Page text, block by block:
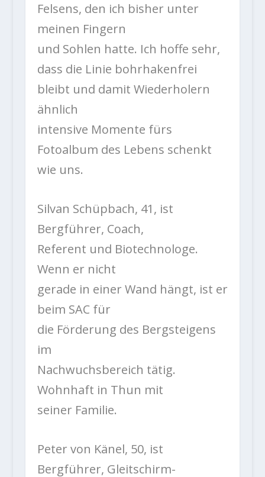
Felsens, den ich bisher unter
meinen Fingern
und Sohlen hatte. Ich hoffe sehr,
dass die Linie bohrhakenfrei
bleibt und damit Wiederholern
ähnlich
intensive Momente fürs
Fotoalbum des Lebens schenkt
wie uns.
Silvan Schüpbach, 41, ist
Bergführer, Coach,
Referent und Biotechnologe.
Wenn er nicht
gerade in einer Wand hängt, ist er
beim SAC für
die Förderung des Bergsteigens
im
Nachwuchsbereich tätig.
Wohnhaft in Thun mit
seiner Familie.
Peter von Känel, 50, ist
Bergführer, Gleitschirm-